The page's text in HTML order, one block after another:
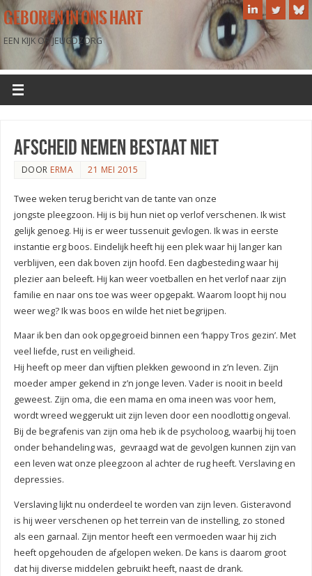
GEBOREN IN ONS HART
EEN KIJK OP JEUGDZORG
afscheid nemen bestaat niet
DOOR ERMA 21 MEI 2015
Twee weken terug bericht van de tante van onze
jongste pleegzoon. Hij is bij hun niet op verlof verschenen. Ik wist
gelijk genoeg. Hij is er weer tussenuit gevlogen. Ik was in eerste
instantie erg boos. Eindelijk heeft hij een plek waar hij langer kan
verblijven, een dak boven zijn hoofd. Een dagbesteding waar hij
plezier aan beleeft. Hij kan weer voetballen en het verlof naar zijn
familie en naar ons toe was weer opgepakt. Waarom loopt hij nou
weer weg? Ik was boos en wilde het niet begrijpen.
Maar ik ben dan ook opgegroeid binnen een ‘happy Tros gezin’. Met
veel liefde, rust en veiligheid.
Hij heeft op meer dan vijftien plekken gewoond in z’n leven. Zijn
moeder amper gekend in z’n jonge leven. Vader is nooit in beeld
geweest. Zijn oma, die een mama en oma ineen was voor hem,
wordt wreed weggerukt uit zijn leven door een noodlottig ongeval.
Bij de begrafenis van zijn oma heb ik de psycholoog, waarbij hij toen
onder behandeling was, gevraagd wat de gevolgen kunnen zijn van
een leven wat onze pleegzoon al achter de rug heeft. Verslaving en
depressies.
Verslaving lijkt nu onderdeel te worden van zijn leven. Gisteravond
is hij weer verschenen op het terrein van de instelling, zo stoned
als een garnaal. Zijn mentor heeft een vermoeden waar hij zich
heeft opgehouden de afgelopen weken. De kans is daarom groot
dat hij diverse middelen gebruikt heeft, naast de drank.